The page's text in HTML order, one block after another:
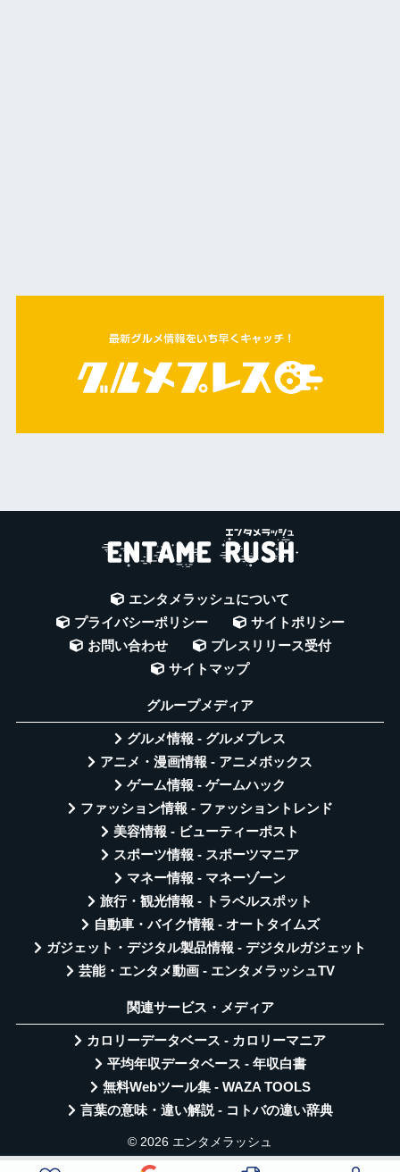
エンタメラッシュについて
プライバシーポリシー
サイトポリシー
お問い合わせ
プレスリリース受付
サイトマップ
グループメディア
グルメ情報 - グルメプレス
アニメ・漫画情報 - アニメボックス
ゲーム情報 - ゲームハック
ファッション情報 - ファッショントレンド
美容情報 - ビューティーポスト
スポーツ情報 - スポーツマニア
マネー情報 - マネーゾーン
旅行・観光情報 - トラベルスポット
自動車・バイク情報 - オートタイムズ
ガジェット・デジタル製品情報 - デジタルガジェット
芸能・エンタメ動画 - エンタメラッシュTV
関連サービス・メディア
カロリーデータベース - カロリーマニア
平均年収データベース - 年収白書
無料Webツール集 - WAZA TOOLS
言葉の意味・違い解説 - コトバの違い辞典
© 2026 エンタメラッシュ